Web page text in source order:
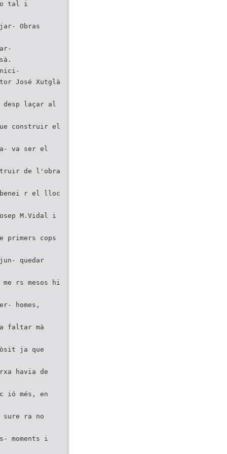
tal i
Obras
José Xutglà
desp laçar al
construir el
va ser el
de l'obra
benei r el lloc
M.Vidal i
cops
quedar
rs mesos hi
homes,
faltar mà
ja que
havia de
ió més, en
ra no
moments i